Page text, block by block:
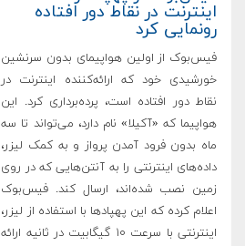
اینترنت در نقاط دور افتاده
رونمایی کرد
فیس‌بوک از اولین هواپیمای بدون سرنشین
خورشیدی خود که ارائه‌کننده اینترنت در
نقاط دور افتاده است، پرده‌برداری کرد. این
هواپیما که «آکیلا» نام دارد، می‌تواند تا سه
ماه بدون فرود آمدن پرواز و به کمک لیزر،
داده‌های اینترنتی را به آنتن‌هایی که در روی
زمین نصب شده‌اند، ارسال کند. فیس‌بوک
اعلام کرده که این پهپادها با استفاده از لیزر،
اینترنتی با سرعت ۱۰ گیگابیت در ثانیه ارائه